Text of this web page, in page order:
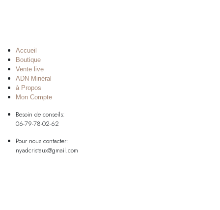
Accueil
Boutique
Vente live
ADN Minéral
à Propos
Mon Compte
Besoin de conseils:
06-79-78-02-62
Pour nous contacter:
nyadcristaux@gmail.com